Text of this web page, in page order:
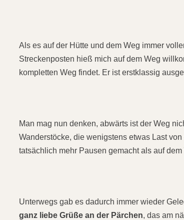
Als es auf der Hütte und dem Weg immer
Streckenposten hieß mich auf dem Weg
kompletten Weg findet. Er ist erstklassig
Man mag nun denken, abwärts ist der Weg
Wanderstöcke, die wenigstens etwas Last
tatsächlich mehr Pausen gemacht als auf
Unterwegs gab es dadurch immer wieder
ganz liebe Grüße an der Pärchen, das am